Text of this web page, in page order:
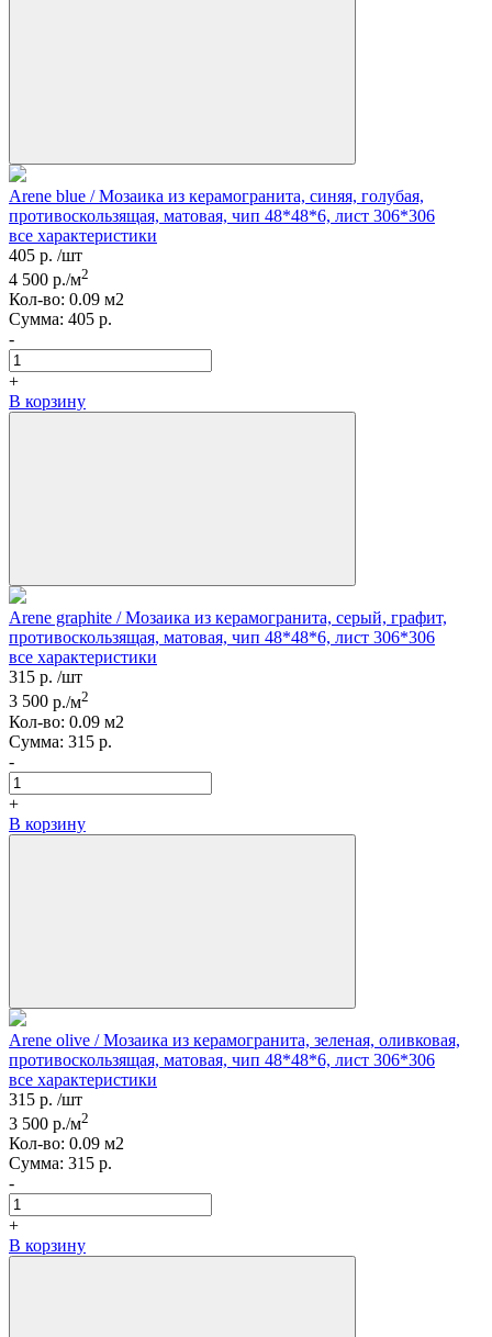
Arene blue / Мозаика из керамогранита, синяя, голубая,
противоскользящая, матовая, чип 48*48*6, лист 306*306
все характеристики
405 р. /шт
4 500 р./м2
Кол-вo: 0.09 м2
Сумма: 405 р.
-
+
В корзину
Arene graphite / Мозаика из керамогранита, серый, графит,
противоскользящая, матовая, чип 48*48*6, лист 306*306
все характеристики
315 р. /шт
3 500 р./м2
Кол-вo: 0.09 м2
Сумма: 315 р.
-
+
В корзину
Arene olive / Мозаика из керамогранита, зеленая, оливковая,
противоскользящая, матовая, чип 48*48*6, лист 306*306
все характеристики
315 р. /шт
3 500 р./м2
Кол-вo: 0.09 м2
Сумма: 315 р.
-
+
В корзину